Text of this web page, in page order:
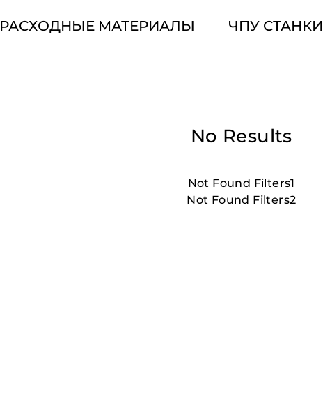
РАСХОДНЫЕ МАТЕРИАЛЫ ЧПУ СТАНКИ
No Results
Not Found Filters1
Not Found Filters2